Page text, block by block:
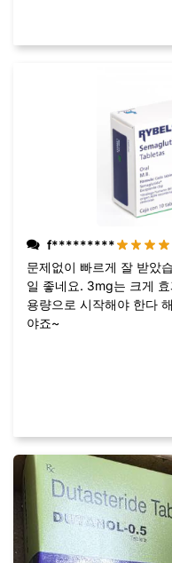
f*********
문제없이 빠르게 잘 받았
일 좋네요. 3mg는 크게
용량으로 시작해야 한다
야죠~